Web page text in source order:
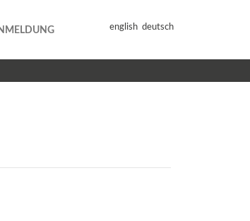
english deutsch